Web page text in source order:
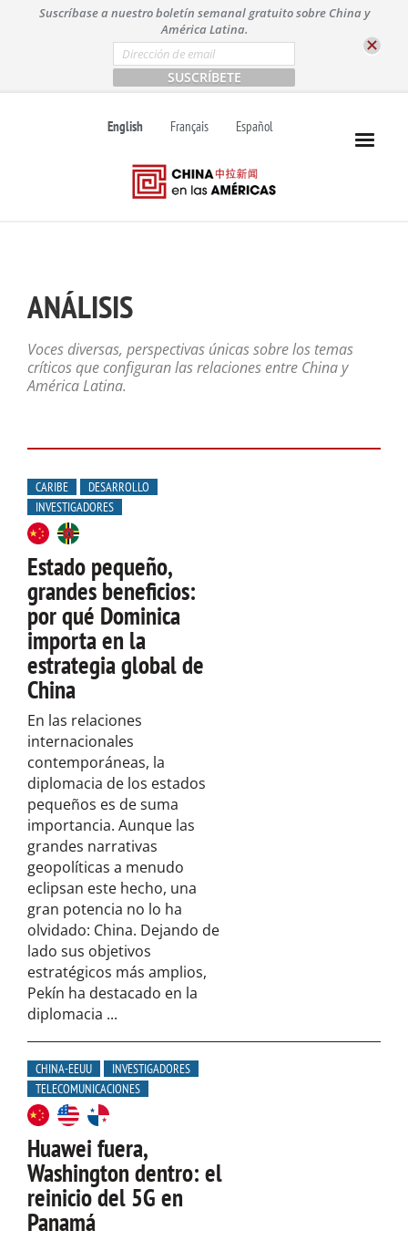
t
Suscríbase a nuestro boletín semanal gratuito sobre China y
América Latina.
E
m
a
i
*
English Français Español
ANÁLISIS
Voces diversas, perspectivas únicas sobre los temas
críticos que configuran las relaciones entre China y
América Latina.
CARIBE
DESARROLLO
INVESTIGADORES
Estado pequeño,
grandes beneficios:
por qué Dominica
importa en la
estrategia global de
China
En las relaciones
internacionales
contemporáneas, la
diplomacia de los estados
pequeños es de suma
importancia. Aunque las
grandes narrativas
geopolíticas a menudo
eclipsan este hecho, una
gran potencia no lo ha
olvidado: China. Dejando de
lado sus objetivos
estratégicos más amplios,
Pekín ha destacado en la
diplomacia ...
CHINA-EEUU
INVESTIGADORES
TELECOMUNICACIONES
Huawei fuera,
Washington dentro: el
reinicio del 5G en
Panamá